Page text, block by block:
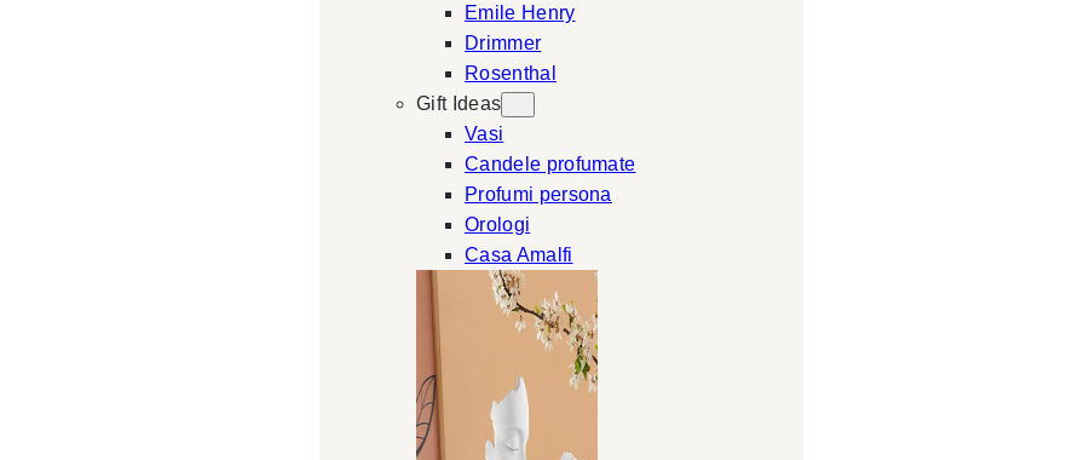
Emile Henry
Drimmer
Rosenthal
Gift Ideas
Vasi
Candele profumate
Profumi persona
Orologi
Casa Amalfi